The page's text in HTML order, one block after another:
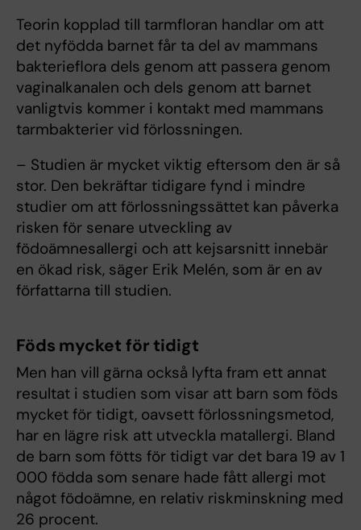
Teorin kopplad till tarmfloran handlar om att
det nyfödda barnet får ta del av mammans
bakterieflora dels genom att passera genom
vaginalkanalen och dels genom att barnet
vanligtvis kommer i kontakt med mammans
tarmbakterier vid förlossningen.
– Studien är mycket viktig eftersom den är så
stor. Den bekräftar tidigare fynd i mindre
studier om att förlossningssättet kan påverka
risken för senare utveckling av
födoämnesallergi och att kejsarsnitt innebär
en ökad risk, säger Erik Melén, som är en av
författarna till studien.
Föds mycket för tidigt
Men han vill gärna också lyfta fram ett annat
resultat i studien som visar att barn som föds
mycket för tidigt, oavsett förlossningsmetod,
har en lägre risk att utveckla matallergi. Bland
de barn som fötts för tidigt var det bara 19 av 1
000 födda som senare hade fått allergi mot
något födoämne, en relativ riskminskning med
26 procent.